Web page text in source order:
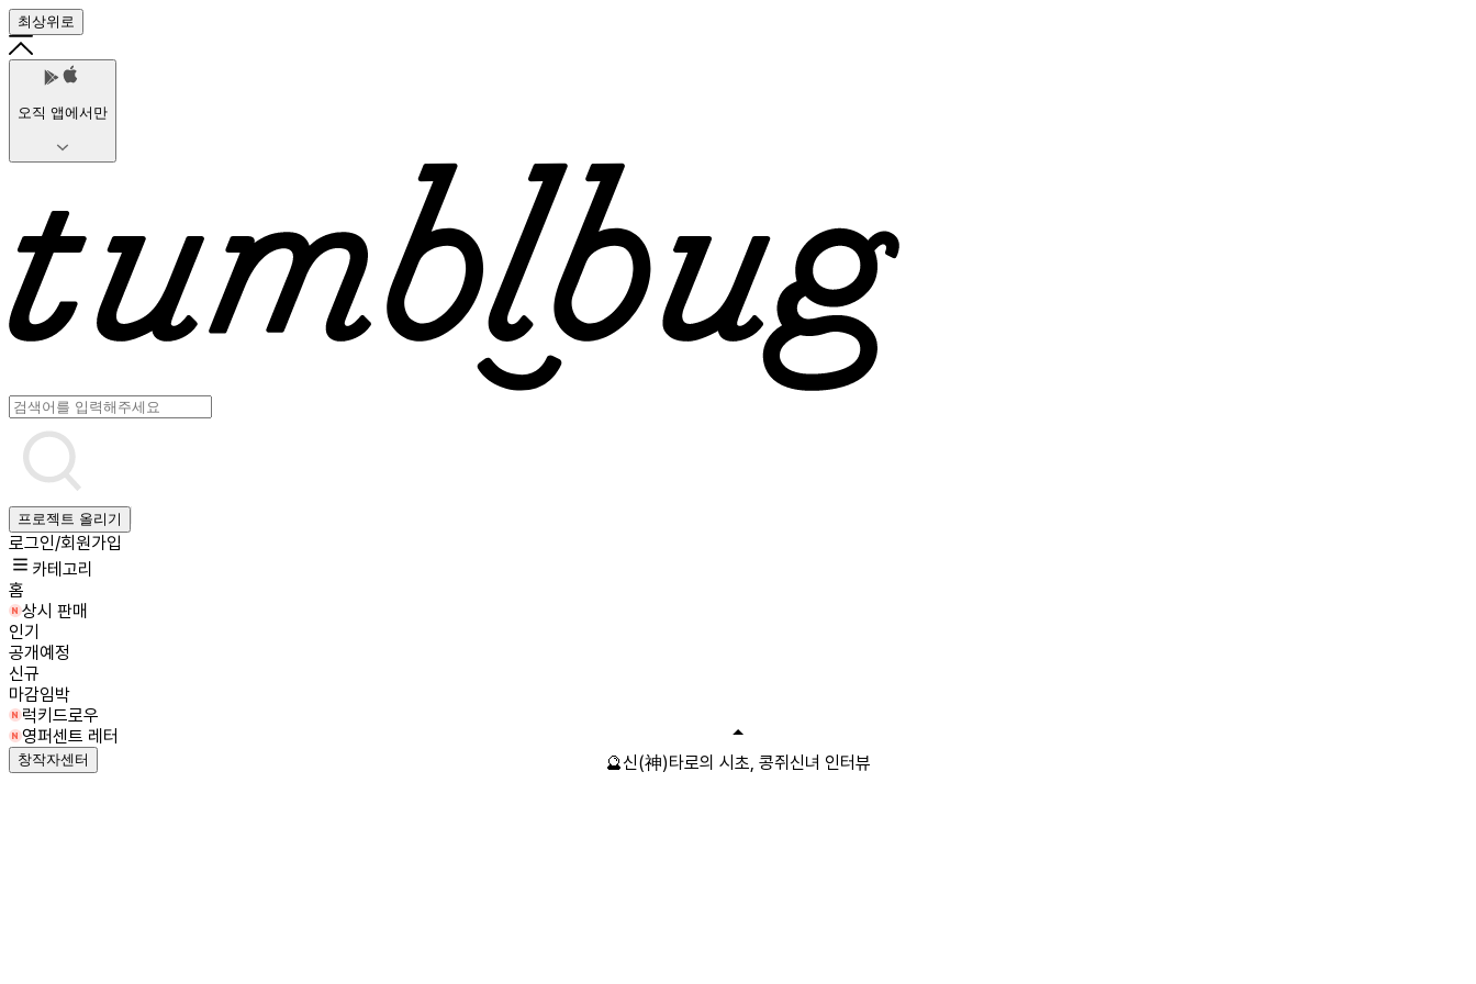
최상위로
오직 앱에서만
프로젝트 올리기
로그인/회원가입
카테고리
홈
상시 판매
인기
공개예정
신규
마감임박
럭키드로우
영퍼센트 레터
창작자센터 🔮신(神)타로의 시초, 콩쥐신녀 인터뷰